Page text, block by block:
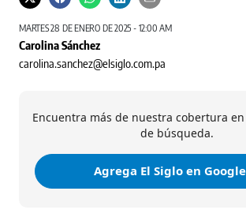
MARTES 28 DE ENERO DE 2025 - 12:00 AM
Carolina Sánchez
carolina.sanchez@elsiglo.com.pa
Encuentra más de nuestra cobertura
de búsqueda.
Agrega El Siglo en